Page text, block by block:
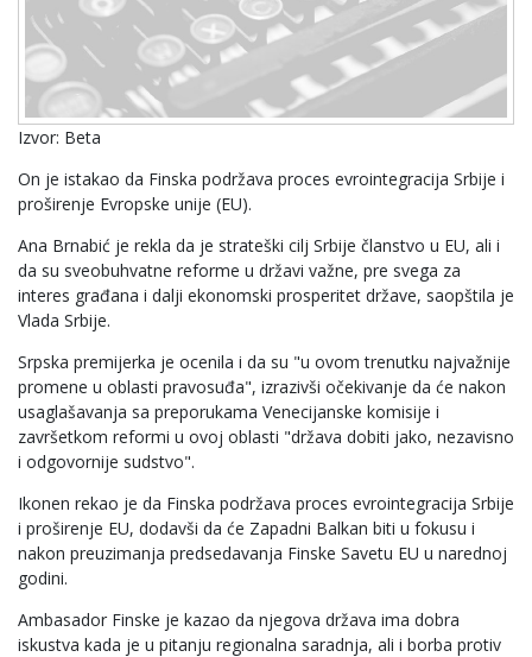
Izvor: Beta
On je istakao da Finska podržava proces evrointegracija Srbije i
proširenje Evropske unije (EU).
Ana Brnabić je rekla da je strateški cilj Srbije članstvo u EU, ali i
da su sveobuhvatne reforme u državi važne, pre svega za
interes građana i dalji ekonomski prosperitet države, saopštila je
Vlada Srbije.
Srpska premijerka je ocenila i da su "u ovom trenutku najvažnije
promene u oblasti pravosuđa", izrazivši očekivanje da će nakon
usaglašavanja sa preporukama Venecijanske komisije i
završetkom reformi u ovoj oblasti "država dobiti jako, nezavisno
i odgovornije sudstvo".
Ikonen rekao je da Finska podržava proces evrointegracija Srbije
i proširenje EU, dodavši da će Zapadni Balkan biti u fokusu i
nakon preuzimanja predsedavanja Finske Savetu EU u narednoj
godini.
Ambasador Finske je kazao da njegova država ima dobra
iskustva kada je u pitanju regionalna saradnja, ali i borba protiv